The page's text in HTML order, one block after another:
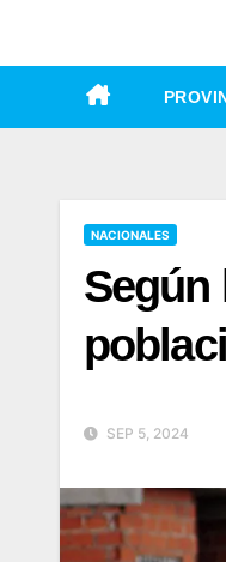
NACIONALES
Según
SEP 5, 2024